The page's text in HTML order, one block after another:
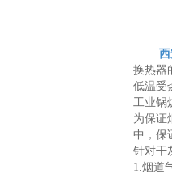
换热器
低温受
工业锅
为保证
中，保
针对干
1.烟道